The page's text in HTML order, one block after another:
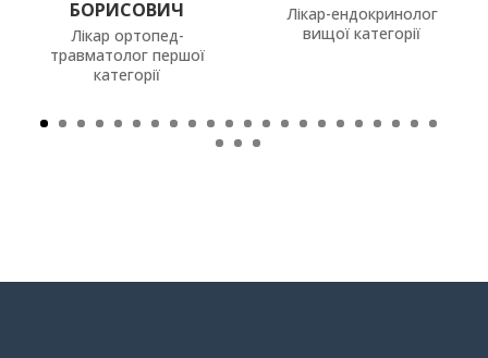
Лікар-ендокринолог
вищої категорії
Лікар-ендокринолог
вищої категорії